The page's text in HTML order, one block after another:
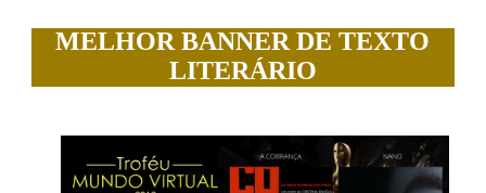
MELHOR BANNER DE TEXTO
LITERÁRIO